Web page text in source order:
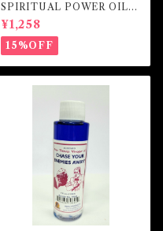
SPIRITUAL POWER OIL
スピリチュアルパワーオイル
¥1,258
15%OFF